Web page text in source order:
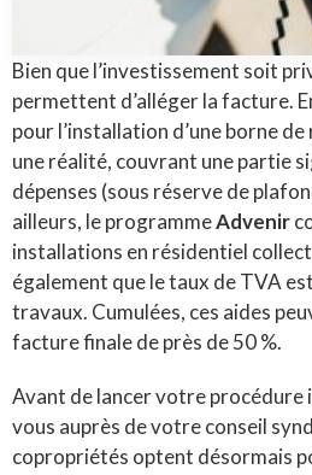
Bien que l’investissement soit
permettent d’alléger la facture.
pour l’installation d’une borne
une réalité, couvrant une partie
dépenses (sous réserve de
ailleurs, le programmeAdvenir
installations en résidentiel
également que le taux de TVA
travaux. Cumulées, ces aides
facture finale de près de 50 %.
Avant de lancer votre procédure
vous auprès de votre conseil
copropriétés optent désormais